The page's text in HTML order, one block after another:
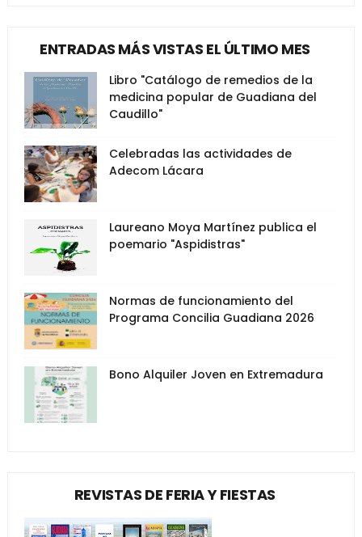
ENTRADAS MÁS VISTAS EL ÚLTIMO MES
Libro "Catálogo de remedios de la
medicina popular de Guadiana del
Caudillo"
Celebradas las actividades de
Adecom Lácara
Laureano Moya Martínez publica el
poemario "Aspidistras"
Normas de funcionamiento del
Programa Concilia Guadiana 2026
Bono Alquiler Joven en Extremadura
REVISTAS DE FERIA Y FIESTAS